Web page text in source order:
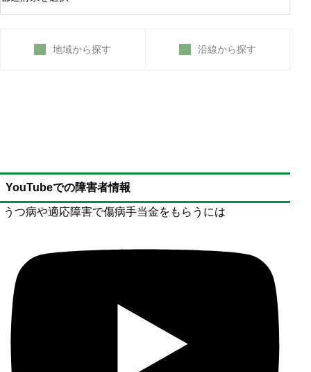
地域から探す 沿線から探す
YouTubeでの障害者情報
うつ病や適応障害で傷病手当金をもらうには